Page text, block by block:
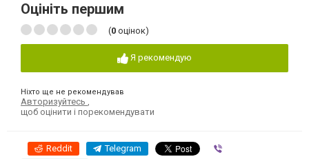
Оцініть першим
(0 оцінок)
Я рекомендую
Ніхто ще не рекомендував
Авторизуйтесь
щоб оцінити і порекомендувати
Reddit Telegram